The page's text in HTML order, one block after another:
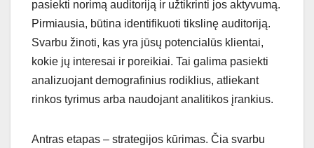
pasiekti norimą auditoriją ir užtikrinti jos aktyvumą.
Pirmiausia, būtina identifikuoti tikslinę auditoriją.
Svarbu žinoti, kas yra jūsų potencialūs klientai,
kokie jų interesai ir poreikiai. Tai galima pasiekti
analizuojant demografinius rodiklius, atliekant
rinkos tyrimus arba naudojant analitikos įrankius.
Antras etapas – strategijos kūrimas. Čia svarbu